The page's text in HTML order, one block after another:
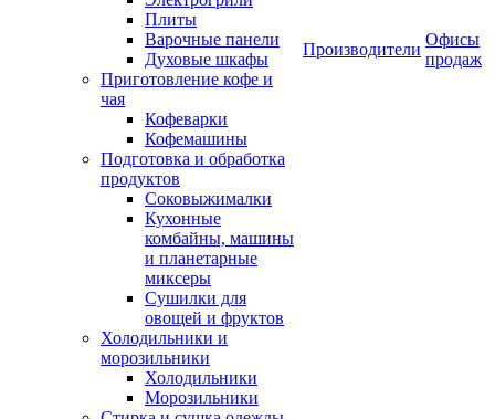
Плиты
Варочные панели
Духовые шкафы
Приготовление кофе и
чая
Кофеварки
Кофемашины
Подготовка и обработка
продуктов
Соковыжималки
Кухонные
комбайны, машины
и планетарные
миксеры
Сушилки для
овощей и фруктов
Холодильники и
морозильники
Холодильники
Морозильники
Производители
Офисы
продаж